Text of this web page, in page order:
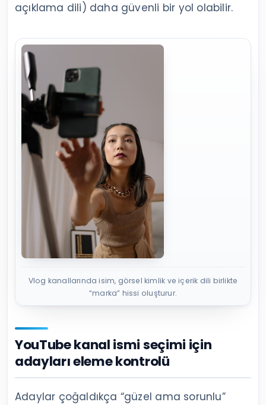
açıklama dili) daha güvenli bir yol olabilir.
Vlog kanallarında isim, görsel kimlik ve içerik dili birlikte
“marka” hissi oluşturur.
YouTube kanal ismi seçimi için
adayları eleme kontrolü
Adaylar çoğaldıkça “güzel ama sorunlu”